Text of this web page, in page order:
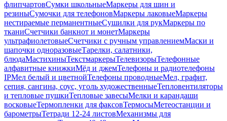
флипчартовСумки школьныеМаркеры для шин и
резиныСумочки для телефоновМаркеры лаковыеМаркеры
нестираемые перманентныеСушилки для рукМаркеры по
тканиСчетчики банкнот и монетМаркеры
ультрафиолетовыеСчетчики с ручным управлениемМаски и
шапочки одноразовыеТарелки, салатники,
блюдаМастихиныТекстмаркерыТелевизорыТелефонные
алфавитные книжкиМёд и джемТелефоны и радиотелефоны
IPМел белый и цветнойТелефоны проводныеМел, графит,
сепия, сангина, соус, уголь художественныеТепловентиляторы
и тепловые пушкиТепловые завесыМелки и карандаши
восковыеТермопленки для факсовТермосыМетеостанции и
барометрыТетради 12-24 листовМеханизмы для